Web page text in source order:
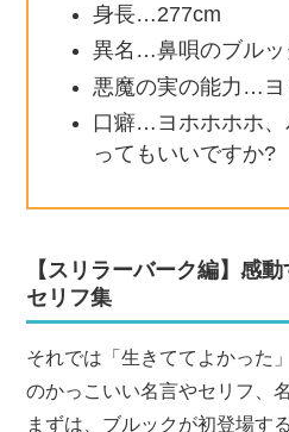
身長…277cm
異名…鼻唄のブルッ
悪魔の実の能力…ヨ
口癖…ヨホホホホ、
ってもいいですか?
【スリラーバーク編】感
セリフ集
それでは「生きててよかった
のかっこいい名言やセリフ、
まずは、ブルックが初登場す